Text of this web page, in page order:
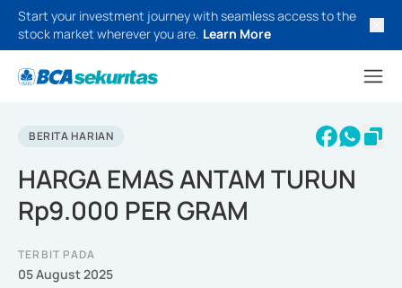
Start your investment journey with seamless access to the
stock market wherever you are. Learn More
BERITA HARIAN
HARGA EMAS ANTAM TURUN
Rp9.000 PER GRAM
TERBIT PADA
05 August 2025